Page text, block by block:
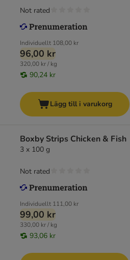
Individuellt 108,00 kr
96,00 kr
320,00 kr / kg
90,24 kr
Not rated
Lägg till i varukorg
Boxby Strips Chicken & Fish
3 x 100 g
Individuellt 111,00 kr
99,00 kr
330,00 kr / kg
93,06 kr
Not rated